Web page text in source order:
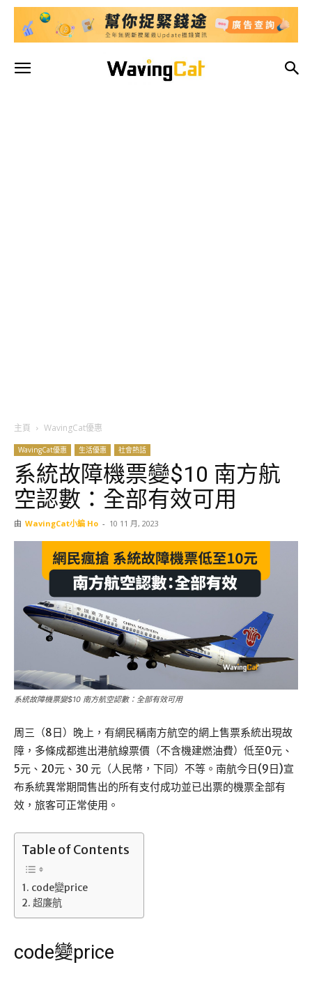
主頁 WavingCat優惠
WavingCat優惠 生活優惠 社會熱話
系統故障機票變$10 南方航
空認數：全部有效可用
由 WavingCat小編 Ho - 10 11 月, 2023
系統故障機票變$10 南方航空認數：全部有效可用
周三（8日）晚上，有網民稱南方航空的網上售票系統出現故
障，多條成都進出港航線票價（不含機建燃油費）低至0元、
5元、20元、30 元（人民幣，下同）不等。南航今日(9日)宣
布系統異常期間售出的所有支付成功並已出票的機票全部有
效，旅客可正常使用。
Table of Contents
code變price
超廉航
code變price